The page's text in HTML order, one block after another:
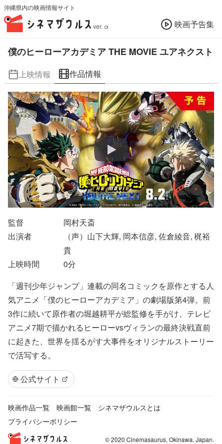
沖縄県内の映画情報サイト
ver. α 映画予告集
僕のヒーローアカデミア THE MOVIE ユアネクスト
上映情報 作品情報
監督
岡村天斎
出演者
（声）山下大輝, 岡本信彦, 佐倉綾音, 梶裕
貴
上映時間
0分
「週刊少年ジャンプ」連載の同名コミックを原作とする人
気アニメ「僕のヒーローアカデミア」の劇場版第4弾。前
3作に続いて原作者の堀越耕平が総監修を手がけ、テレビ
アニメ7期で描かれるヒーローvsヴィランの最終決戦直前
に起きた、世界を揺るがす大事件をオリジナルストーリー
で活写する。
公式サイト
映画作品一覧 映画館一覧
シネマザウルスとは
プライバシーポリシー
© 2020 Cinemasaurus, Okinawa. Japan.